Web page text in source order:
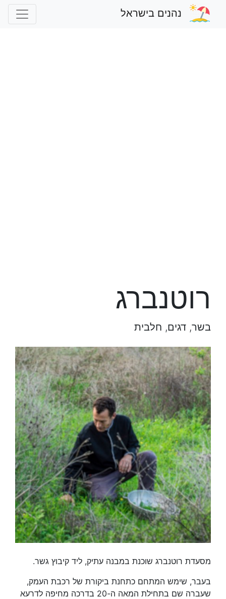
נהנים בישראל
רוטנברג
בשר, דגים, חלבית
מסעדת רוטנברג שוכנת במבנה עתיק, ליד קיבוץ גשר.
בעבר, שימש המתחם כתחנת ביקורת של רכבת העמק,
שעברה שם בתחילת המאה ה-20 בדרכה מחיפה לדרעא